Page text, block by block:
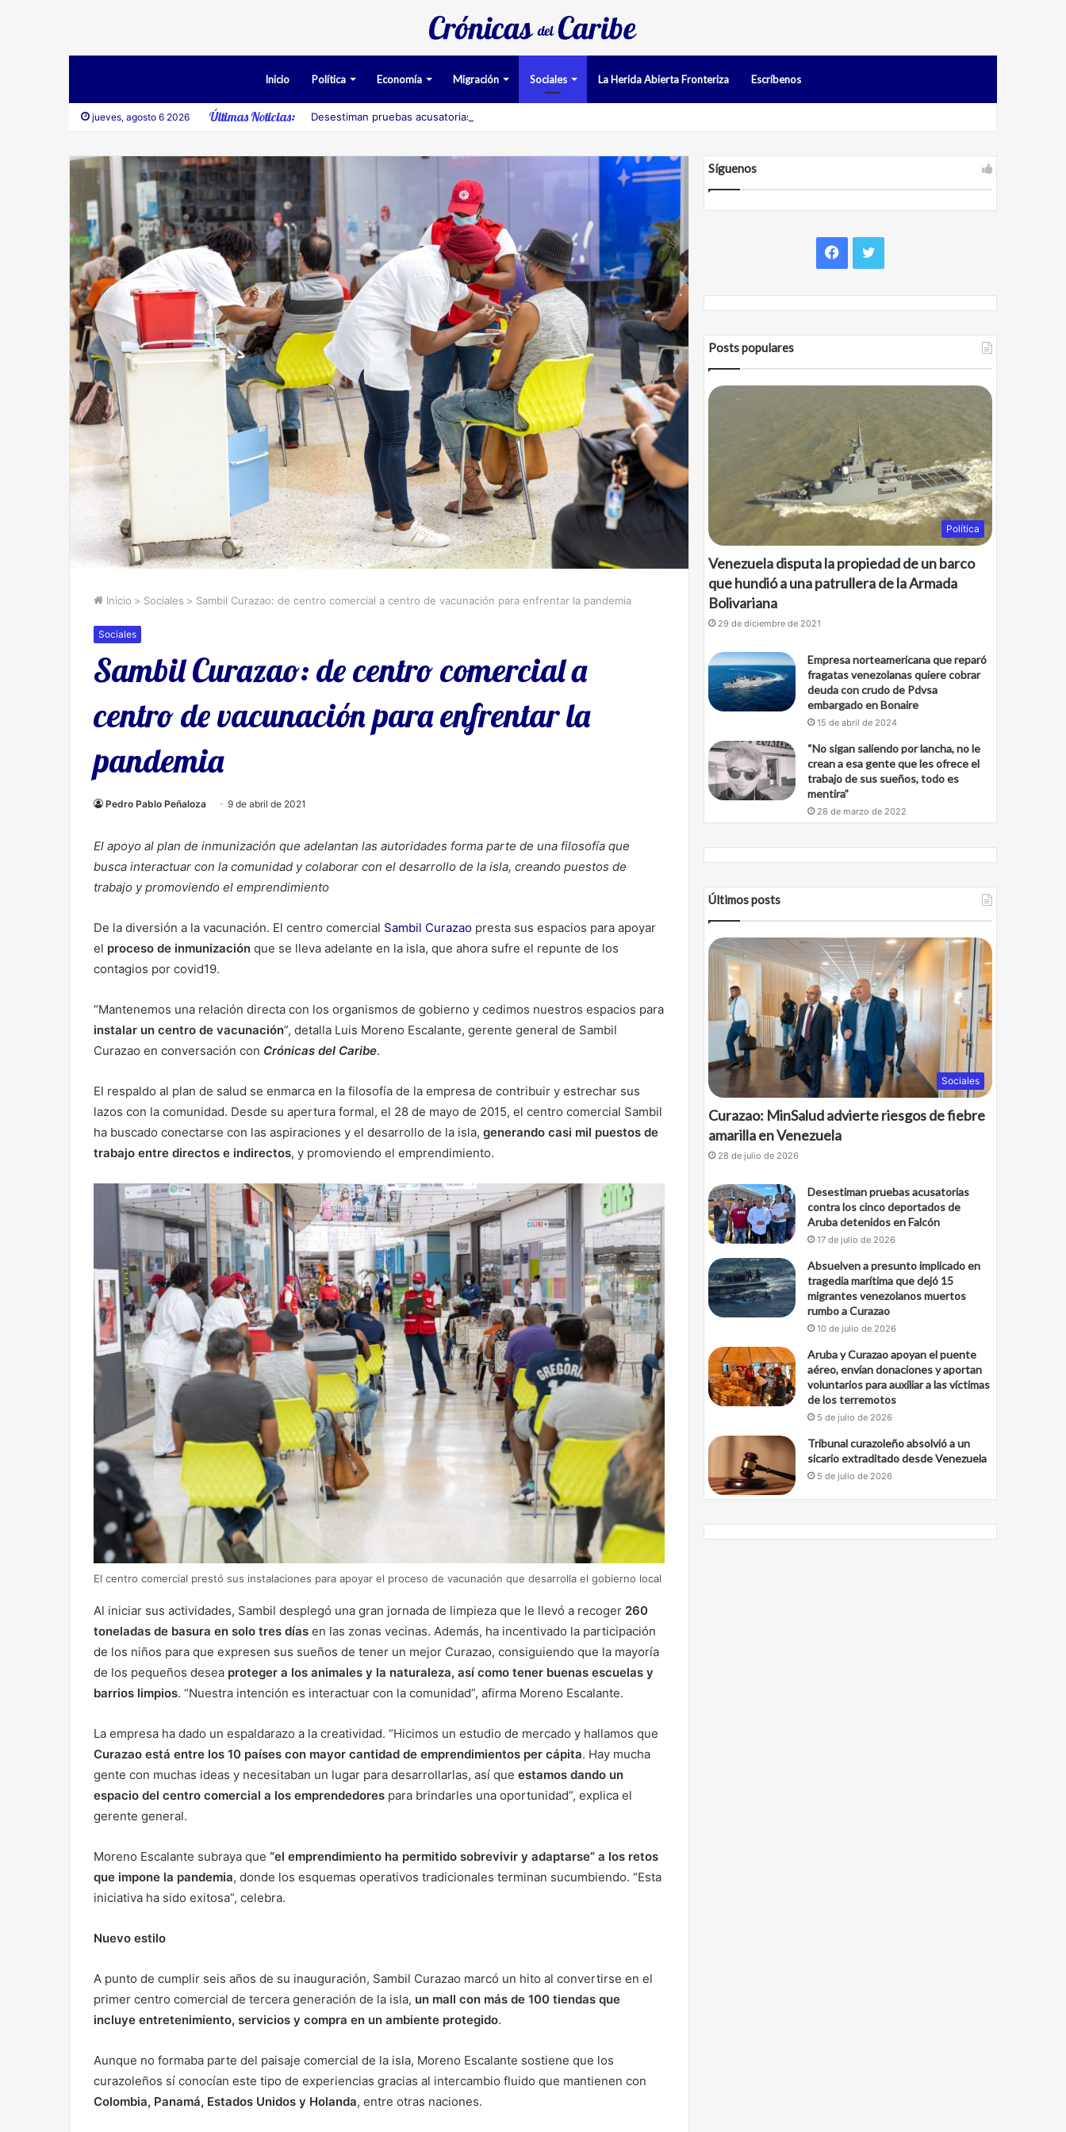
Inicio Política Economía Migración Sociales La Herida Abierta Fronteriza Escríbenos
jueves, agosto 6 2026 Últimas Noticias: Desestiman pruebas acusatorias contra los cinco deportados de Aruba detenidos en Falcón
Inicio > Sociales > Sambil Curazao: de centro comercial a centro de vacunación para enfrentar la pandemia
Sociales
Sambil Curazao: de centro comercial a
centro de vacunación para enfrentar la
pandemia
Pedro Pablo Peñaloza 9 de abril de 2021
El apoyo al plan de inmunización que adelantan las autoridades forma parte de una filosofía que
busca interactuar con la comunidad y colaborar con el desarrollo de la isla, creando puestos de
trabajo y promoviendo el emprendimiento
De la diversión a la vacunación. El centro comercial Sambil Curazao presta sus espacios para apoyar
el proceso de inmunización que se lleva adelante en la isla, que ahora sufre el repunte de los
contagios por covid19.
“Mantenemos una relación directa con los organismos de gobierno y cedimos nuestros espacios para
instalar un centro de vacunación”, detalla Luis Moreno Escalante, gerente general de Sambil
Curazao en conversación con Crónicas del Caribe.
El respaldo al plan de salud se enmarca en la filosofía de la empresa de contribuir y estrechar sus
lazos con la comunidad. Desde su apertura formal, el 28 de mayo de 2015, el centro comercial Sambil
ha buscado conectarse con las aspiraciones y el desarrollo de la isla, generando casi mil puestos de
trabajo entre directos e indirectos, y promoviendo el emprendimiento.
El centro comercial prestó sus instalaciones para apoyar el proceso de vacunación que desarrolla el gobierno local
Al iniciar sus actividades, Sambil desplegó una gran jornada de limpieza que le llevó a recoger 260
toneladas de basura en solo tres días en las zonas vecinas. Además, ha incentivado la participación
de los niños para que expresen sus sueños de tener un mejor Curazao, consiguiendo que la mayoría
de los pequeños desea proteger a los animales y la naturaleza, así como tener buenas escuelas y
barrios limpios. “Nuestra intención es interactuar con la comunidad”, afirma Moreno Escalante.
La empresa ha dado un espaldarazo a la creatividad. “Hicimos un estudio de mercado y hallamos que
Curazao está entre los 10 países con mayor cantidad de emprendimientos per cápita. Hay mucha
gente con muchas ideas y necesitaban un lugar para desarrollarlas, así que estamos dando un
espacio del centro comercial a los emprendedores para brindarles una oportunidad”, explica el
gerente general.
Moreno Escalante subraya que “el emprendimiento ha permitido sobrevivir y adaptarse” a los retos
que impone la pandemia, donde los esquemas operativos tradicionales terminan sucumbiendo. “Esta
iniciativa ha sido exitosa”, celebra.
Nuevo estilo
A punto de cumplir seis años de su inauguración, Sambil Curazao marcó un hito al convertirse en el
primer centro comercial de tercera generación de la isla, un mall con más de 100 tiendas que
incluye entretenimiento, servicios y compra en un ambiente protegido.
Aunque no formaba parte del paisaje comercial de la isla, Moreno Escalante sostiene que los
curazoleños sí conocían este tipo de experiencias gracias al intercambio fluido que mantienen con
Colombia, Panamá, Estados Unidos y Holanda, entre otras naciones.
Síguenos
Facebook
Twitter
Posts populares
Política
Venezuela disputa la propiedad de un barco
que hundió a una patrullera de la Armada
Bolivariana
29 de diciembre de 2021
Empresa norteamericana que reparó
fragatas venezolanas quiere cobrar
deuda con crudo de Pdvsa
embargado en Bonaire
15 de abril de 2024
“No sigan saliendo por lancha, no le
crean a esa gente que les ofrece el
trabajo de sus sueños, todo es
mentira”
28 de marzo de 2022
Últimos posts
Sociales
Curazao: MinSalud advierte riesgos de fiebre
amarilla en Venezuela
28 de julio de 2026
Desestiman pruebas acusatorias
contra los cinco deportados de
Aruba detenidos en Falcón
17 de julio de 2026
Absuelven a presunto implicado en
tragedia marítima que dejó 15
migrantes venezolanos muertos
rumbo a Curazao
10 de julio de 2026
Aruba y Curazao apoyan el puente
aéreo, envían donaciones y aportan
voluntarios para auxiliar a las víctimas
de los terremotos
5 de julio de 2026
Tribunal curazoleño absolvió a un
sicario extraditado desde Venezuela
5 de julio de 2026